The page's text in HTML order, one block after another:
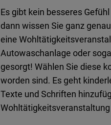
Es gibt kein besseres
dann wissen Sie ganz
eine
Autowaschanlage oder
gesorgt! Wählen Sie diese
worden sind. Es geht
Texte und Schriften